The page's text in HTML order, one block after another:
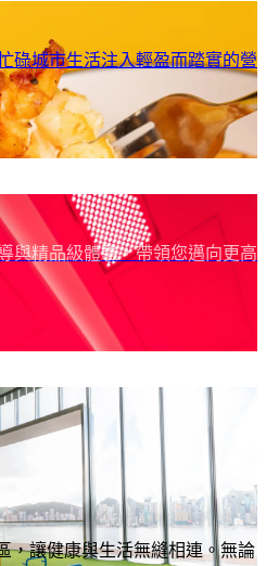
碌城市生活注入輕盈而踏實的營
與精品級體驗，帶領您邁向更高
，讓健康與生活無縫相連。無論